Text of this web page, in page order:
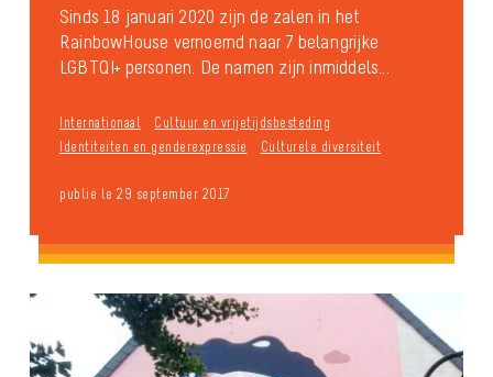
Sinds 18 januari 2020 zijn de zalen in het
RainbowHouse vernoemd naar 7 belangrijke
LGBTQI+ personen. De namen zijn inmiddels...
Internationaal
Cultuur en vrijetijdsbesteding
Identiteiten en genderexpressie
Culturele diversiteit
publié le 29 september 2017